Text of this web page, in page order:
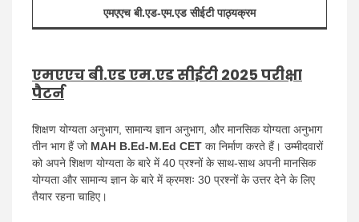
एमएएच बी.एड-एम.एड सीईटी पाठ्यक्रम
एमएएच बी.एड एम.एड सीईटी 2025 परीक्षा
पैटर्न
शिक्षण योग्यता अनुभाग, सामान्य ज्ञान अनुभाग, और मानसिक योग्यता अनुभाग
तीन भाग हैं जोMAH B.Ed-M.Ed CET का निर्माण करते हैं। उम्मीदवारों
को अपने शिक्षण योग्यता के बारे में 40 प्रश्नों के साथ-साथ अपनी मानसिक
योग्यता और सामान्य ज्ञान के बारे में क्रमशः 30 प्रश्नों के उत्तर देने के लिए
तैयार रहना चाहिए।